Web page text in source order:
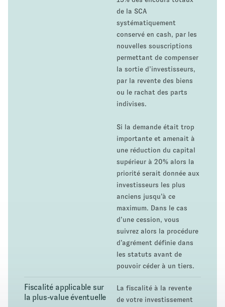
de la SCA
systématiquement
conservé en cash, par les
nouvelles souscriptions
permettant de compenser
la sortie d’investisseurs,
par la revente des biens
ou le rachat des parts
indivises.
Si la demande était trop
importante et amenait à
une réduction du capital
supérieur à 20% alors la
priorité serait donnée aux
investisseurs les plus
anciens jusqu’à ce
maximum. Dans le cas
d’une cession, vous
suivrez alors la procédure
d’agrément définie dans
les statuts avant de
pouvoir céder à un tiers.
Fiscalité applicable sur
la plus-value éventuelle
La fiscalité à la revente
de votre investissement